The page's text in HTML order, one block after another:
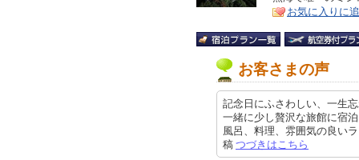
ア
徴 お気に入りに
お客さまの声
記念日にふさわしい、一生
一緒に少し贅沢な旅館に宿
風呂、料理、雰囲気の良い
稿 つづきはこちら